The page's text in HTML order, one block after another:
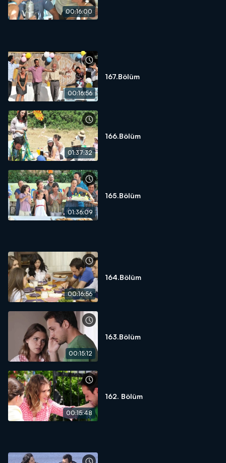
00:16:00
00:16:56
167.Bölüm
01:37:32
166.Bölüm
01:36:09
165.Bölüm
00:16:56
164.Bölüm
00:15:12
163.Bölüm
00:15:48
162. Bölüm